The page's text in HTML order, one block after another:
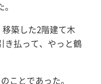
築した2階建て木
き払って、やっと鶴
ことであった。